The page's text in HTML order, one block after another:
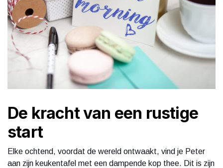
De kracht van een rustige
start
Elke ochtend, voordat de wereld ontwaakt, vind je Peter
aan zijn keukentafel met een dampende kop thee. Dit is zijn